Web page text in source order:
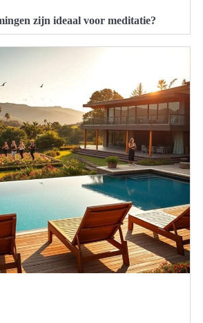
zijn ideaal voor meditatie?